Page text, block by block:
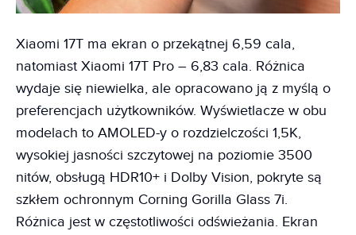
Xiaomi 17T ma ekran o przekątnej 6,59 cala,
natomiast Xiaomi 17T Pro – 6,83 cala. Różnica
wydaje się niewielka, ale opracowano ją z myślą o
preferencjach użytkowników. Wyświetlacze w obu
modelach to AMOLED-y o rozdzielczości 1,5K,
wysokiej jasności szczytowej na poziomie 3500
nitów, obsługą HDR10+ i Dolby Vision, pokryte są
szkłem ochronnym Corning Gorilla Glass 7i.
Różnica jest w częstotliwości odświeżania. Ekran